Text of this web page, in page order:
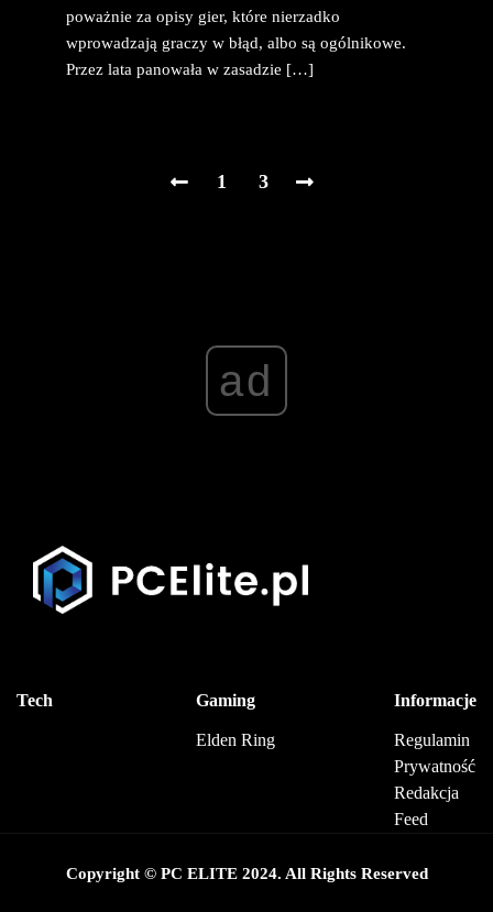
poważnie za opisy gier, które nierzadko
wprowadzają graczy w błąd, albo są ogólnikowe.
Przez lata panowała w zasadzie […]
1 3
ad
Tech Gaming
Elden Ring
Informacje
Regulamin
Prywatność
Redakcja
Feed
Copyright © PC ELITE 2024. All Rights Reserved